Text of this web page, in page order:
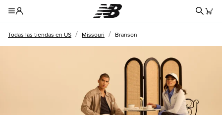
Todas las tiendas en US / Missouri / Branson